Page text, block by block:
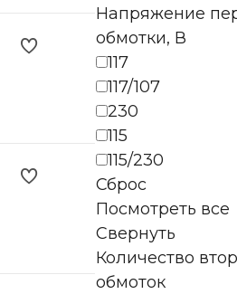
Напряжение
обмотки, В
117
117/107
230
115
115/230
Сброс
Посмотреть все
Свернуть
Количество
обмоток